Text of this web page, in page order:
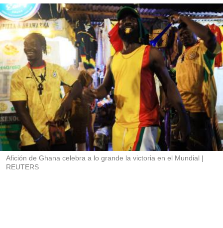
i
o
n
e
s
d
e
c
o
m
p
a
t
i
r
r
a
r
Afición de Ghana celebra a lo grande la victoria en el Mundial
REUTERS